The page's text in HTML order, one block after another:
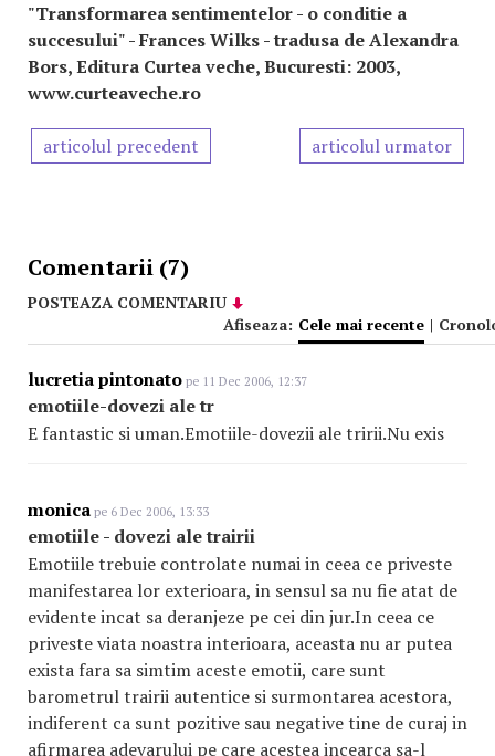
"Transformarea sentimentelor - o conditie a
succesului" - Frances Wilks - tradusa de Alexandra
Bors, Editura Curtea veche, Bucuresti: 2003,
www.curteaveche.ro
articolul precedent articolul urmator
Comentarii (7)
POSTEAZA COMENTARIU
Afiseaza: Cele mai recente |
lucretia pintonato pe 11 Dec 2006, 12:37
emotiile-dovezi ale tr
E fantastic si uman.Emotiile-dovezii ale tririi.Nu exis
monica pe 6 Dec 2006, 13:33
emotiile - dovezi ale trairii
Emotiile trebuie controlate numai in ceea ce priveste
manifestarea lor exterioara, in sensul sa nu fie atat de
evidente incat sa deranjeze pe cei din jur.In ceea ce
priveste viata noastra interioara, aceasta nu ar putea
exista fara sa simtim aceste emotii, care sunt
barometrul trairii autentice si surmontarea acestora,
indiferent ca sunt pozitive sau negative tine de curaj in
afirmarea adevarului pe care acestea incearca sa-l